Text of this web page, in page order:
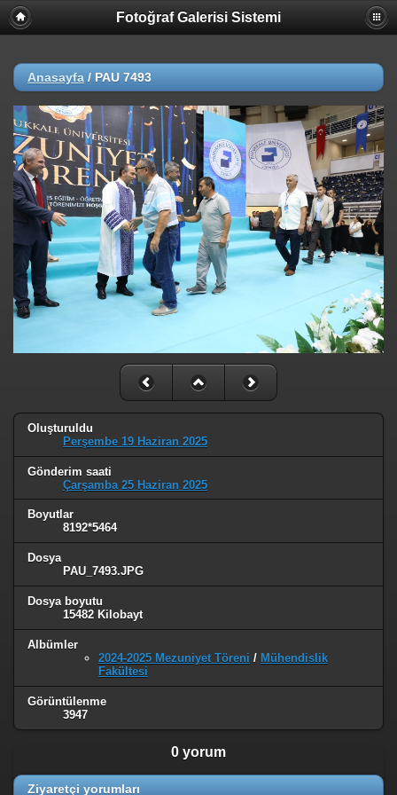
Fotoğraf Galerisi Sistemi
Anasayfa / PAU 7493
Oluşturuldu
Perşembe 19 Haziran 2025
Gönderim saati
Çarşamba 25 Haziran 2025
Boyutlar
8192*5464
Dosya
PAU_7493.JPG
Dosya boyutu
15482 Kilobayt
Albümler
2024-2025 Mezuniyet Töreni / Mühendislik
Fakültesi
Görüntülenme
3947
0 yorum
Ziyaretçi yorumları